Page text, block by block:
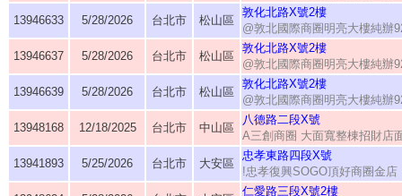
13946633 5/28/2026 台北市 松山區
敦化北路X號2樓
@敦北國際商圈明亮大樓純辦
13946637 5/28/2026 台北市 松山區
敦化北路X號2樓
@敦北國際商圈明亮大樓純辦
13946639 5/28/2026 台北市 松山區
敦化北路X號2樓
@敦北國際商圈明亮大樓純辦
13948168 12/18/2025 台北市 中山區
八德路二段X號
A三創商圈 大面寬整棟招財店
13941893 5/25/2026 台北市 大安區
忠孝東路四段X號
!忠孝復興SOGO頂好商圈金店
仁愛路三段X號2樓